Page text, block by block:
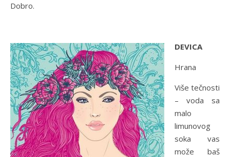
Dobro.
DEVICA
Hrana
Više tečnosti
– voda sa
malo
limunovog
soka vas
može baš